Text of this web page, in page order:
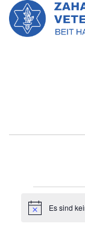
HinweisEs sind